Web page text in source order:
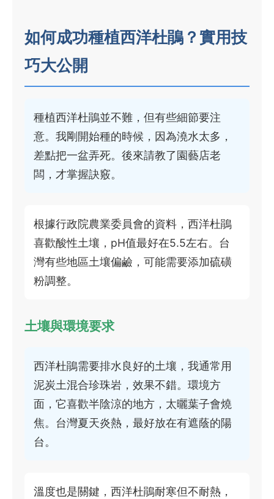
如何成功種植西洋杜鵑？實用技
巧大公開
種植西洋杜鵑並不難，但有些細節要注
意。我剛開始種的時候，因為澆水太多，
差點把一盆弄死。後來請教了園藝店老
闆，才掌握訣竅。
根據行政院農業委員會的資料，西洋杜鵑
喜歡酸性土壤，pH值最好在5.5左右。台
灣有些地區土壤偏鹼，可能需要添加硫磺
粉調整。
土壤與環境要求
西洋杜鵑需要排水良好的土壤，我通常用
泥炭土混合珍珠岩，效果不錯。環境方
面，它喜歡半陰涼的地方，太曬葉子會燒
焦。台灣夏天炎熱，最好放在有遮蔭的陽
台。
溫度也是關鍵，西洋杜鵑耐寒但不耐熱，